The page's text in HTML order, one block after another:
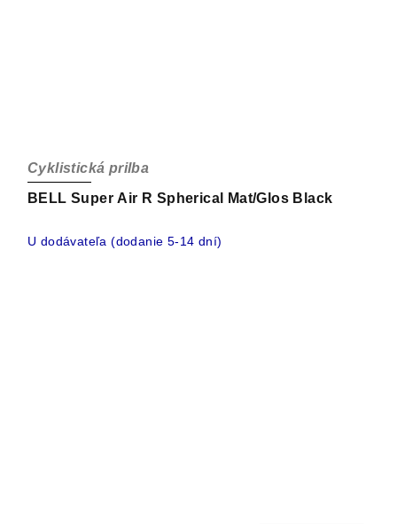
BELL Super Air R Spherical Mat/Glos Black
Cyklistická prilba
U dodávateľa (dodanie 5-14 dní)